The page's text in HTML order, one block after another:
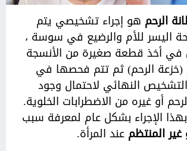
والأوقات
الرحم هو إجراء تشخيصي يتم
اليسر للأم والرضيع في سوسة ،
في أخذ قطعة صغيرة من الأنسجة
(خزعة الرحم) ثم تتم فحصها في
التشخيص النهائي لاحتمال وجود
أو غيره من الاضطرابات الخلوية.
الإجراء بشكل عام لمعرفة سبب
غير المنتظم عند المرأة.